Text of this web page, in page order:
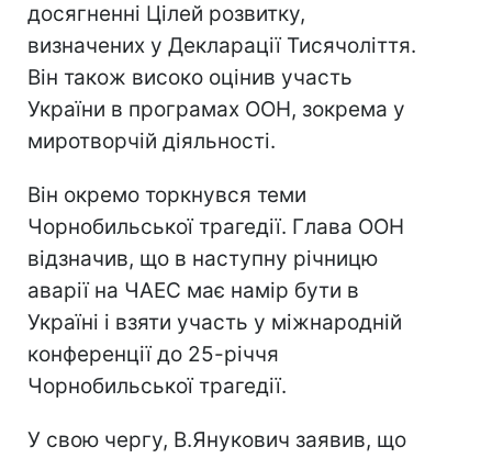
досягненні Цілей розвитку,
визначених у Декларації Тисячоліття.
Він також високо оцінив участь
України в програмах ООН, зокрема у
миротворчій діяльності.
Він окремо торкнувся теми
Чорнобильської трагедії. Глава ООН
відзначив, що в наступну річницю
аварії на ЧАЕС має намір бути в
Україні і взяти участь у міжнародній
конференції до 25-річчя
Чорнобильської трагедії.
У свою чергу, В.Янукович заявив, що